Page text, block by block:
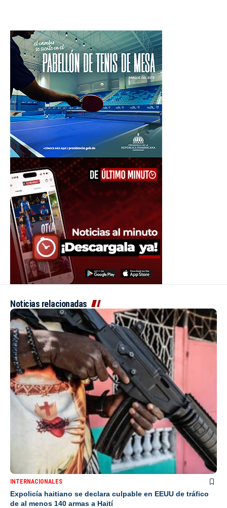
Noticias relacionadas
INTERNACIONALES
Expolicía haitiano se declara culpable en EEUU de tráfico
de al menos 140 armas a Haití